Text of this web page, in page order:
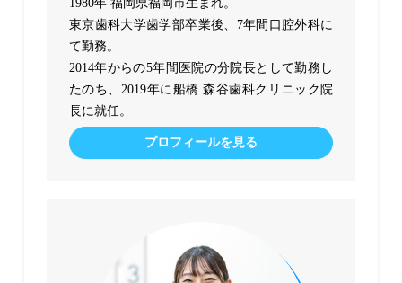
1980年 福岡県福岡市生まれ。
東京歯科大学歯学部卒業後、7年間口腔外科に
て勤務。
2014年からの5年間医院の分院長として勤務し
たのち、2019年に船橋 森谷歯科クリニック院
長に就任。
プロフィールを見る